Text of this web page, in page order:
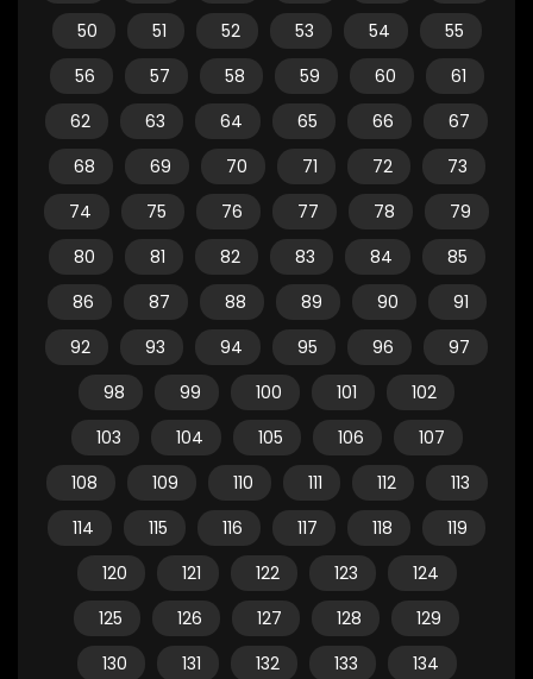
50
51 52 53 54
55
56
57 58 59 60
61
62
63 64 65 66
67
68
69 70 71 72
73
74
75 76 77 78
79
80
81 82 83 84
85
86
87 88 89 90
91
92
93 94 95 96
97
98
99 100 101
102
103
104 105 106
107
108
109 110 111 112
113
114
115 116 117 118
119
120
121 122 123
124
125
126 127 128
129
130
131 132 133
134